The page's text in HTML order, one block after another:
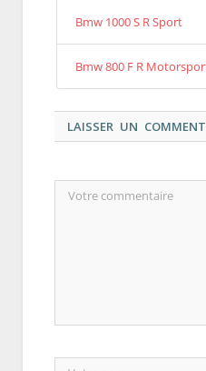
Bmw 1000 S R Sport
Bmw 800 F R
LAISSER UN